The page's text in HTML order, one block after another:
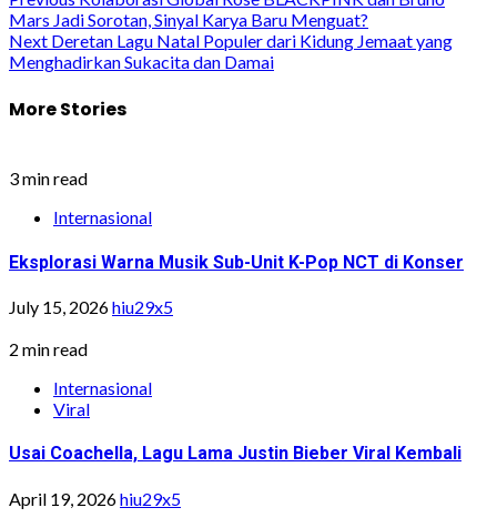
navigation
Mars Jadi Sorotan, Sinyal Karya Baru Menguat?
Next Deretan Lagu Natal Populer dari Kidung Jemaat yang
Menghadirkan Sukacita dan Damai
More Stories
3 min read
Internasional
Eksplorasi Warna Musik Sub-Unit K-Pop NCT di Konser
July 15, 2026hiu29x5
2 min read
Internasional
Viral
Usai Coachella, Lagu Lama Justin Bieber Viral Kembali
April 19, 2026hiu29x5